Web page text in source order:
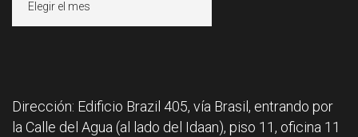
Dirección: Edificio Brazil 405, vía Brasil, entrando por
la Calle del Agua (al lado del Idaan), piso 11, oficina 11